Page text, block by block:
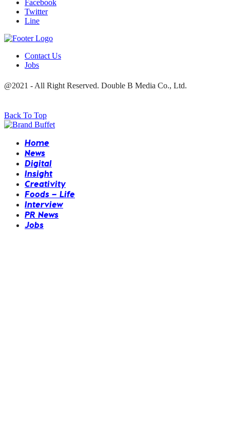
Facebook
Twitter
Line
Contact Us
Jobs
@2021 - All Right Reserved. Double B Media Co., Ltd.
Back To Top
Home
News
Digital
Insight
Creativity
Foods – Life
Interview
PR News
Jobs